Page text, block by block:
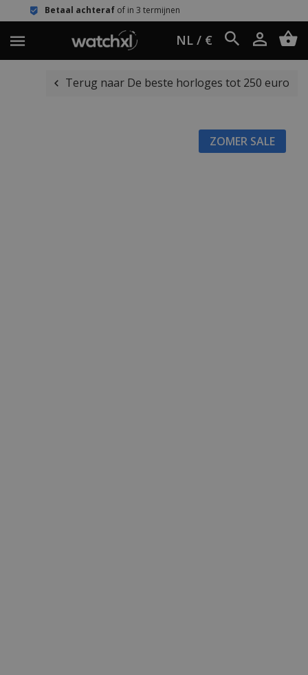
achterafof in 3 termijnen
NL / €
Terug naar De beste horloges tot 250 euro
ZOMER SALE